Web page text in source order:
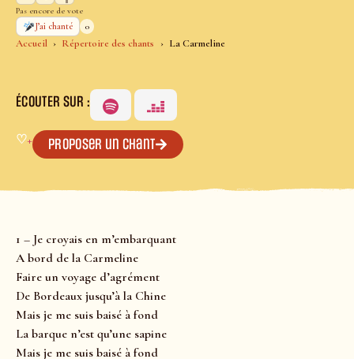
Accueil Répertoire des chants La Carmeline
Pas encore de vote
J’ai chanté
0
ÉCOUTER SUR :
♡+ Proposer un chant
1 – Je croyais en m’embarquant
A bord de la Carmeline
Faire un voyage d’agrément
De Bordeaux jusqu’à la Chine
Mais je me suis baisé à fond
La barque n’est qu’une sapine
Mais je me suis baisé à fond